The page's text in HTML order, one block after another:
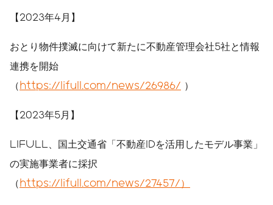
【2023年4月】
おとり物件撲滅に向けて新たに不動産管理会社5社と情報
連携を開始
（https://lifull.com/news/26986/ ）
【2023年5月】
LIFULL、国土交通省「不動産IDを活用したモデル事業」
の実施事業者に採択
（https://lifull.com/news/27457/）